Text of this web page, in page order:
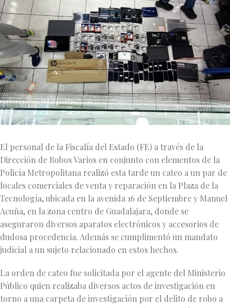
El personal de la Fiscalía del Estado (FE) a través de la
Dirección de Robos Varios en conjunto con elementos de la
Policía Metropolitana realizó esta tarde un cateo a un par de
locales comerciales de venta y reparación en la Plaza de la
Tecnología, ubicada en la avenida 16 de Septiembre y Manuel
Acuña, en la zona centro de Guadalajara, donde se
aseguraron diversos aparatos electrónicos y accesorios de
dudosa procedencia. Además se cumplimentó un mandato
judicial a un sujeto relacionado en estos hechos.
La orden de cateo fue solicitada por el agente del Ministerio
Público quien realizaba diversos actos de investigación en
torno a una carpeta de investigación por el delito de robo a